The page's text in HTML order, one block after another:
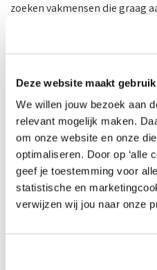
Deze website maakt
We willen jouw bezoek aan
relevant mogelijk maken.
om onze website en onze
optimaliseren. Door op ‘alle
geef je toestemming voor
statistische en
verwijzen wij jou naar onze
zoeken vakmensen die graag
afwerking en maatwerk. Een
Vacaturesite Wonen
Wil jij aan de slag als
vloerenlegger? Op
aanbod van vacatures in de
plaats je profiel en ontdek
Bekijk hier devacatures voor
Wonen.
Veelgestelde vragen